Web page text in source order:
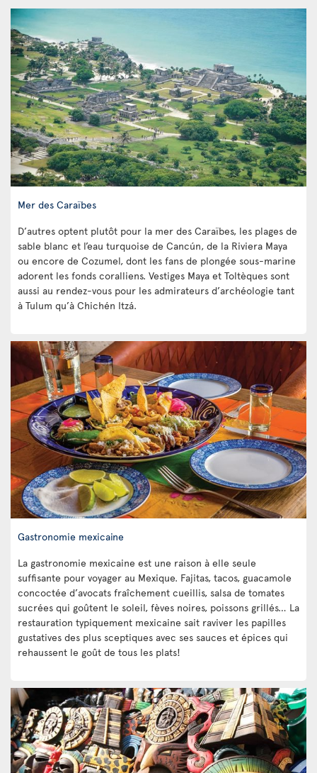
Mer des Caraïbes
D’autres optent plutôt pour la mer des Caraïbes, les plages de
sable blanc et l’eau turquoise de Cancún, de la Riviera Maya
ou encore de Cozumel, dont les fans de plongée sous-marine
adorent les fonds coralliens. Vestiges Maya et Toltèques sont
aussi au rendez-vous pour les admirateurs d’archéologie tant
à Tulum qu’à Chichén Itzá.
Gastronomie mexicaine
La gastronomie mexicaine est une raison à elle seule
suffisante pour voyager au Mexique. Fajitas, tacos, guacamole
concoctée d’avocats fraîchement cueillis, salsa de tomates
sucrées qui goûtent le soleil, fèves noires, poissons grillés… La
restauration typiquement mexicaine sait raviver les papilles
gustatives des plus sceptiques avec ses sauces et épices qui
rehaussent le goût de tous les plats!